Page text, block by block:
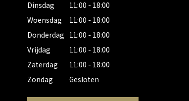
Dinsdag
Woensdag
Donderdag
Vrijdag
Zaterdag
Zondag
11:00 - 18:00
11:00 - 18:00
11:00 - 18:00
11:00 - 18:00
11:00 - 18:00
Gesloten